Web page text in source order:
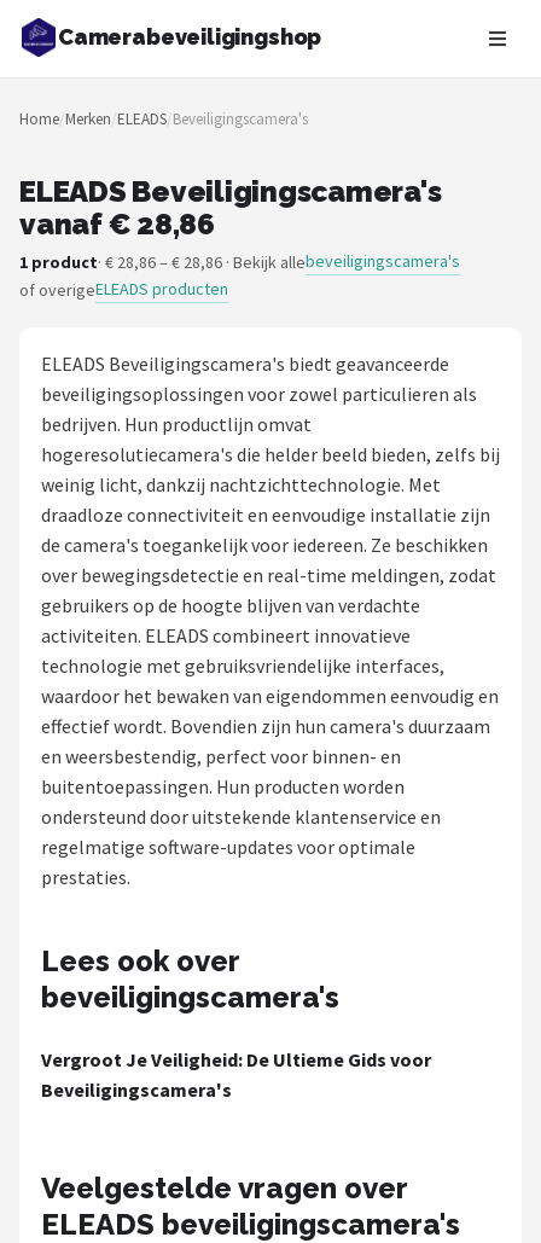
Camerabeveiligingshop
Zoeken
NAVIGATIE
Merken
Blog
Camera Deurbellen
NAS
Shop
POPULAIRE MERKEN
Eufy
Home-Locking
Reolink
EZVIZ
Hikvision
Foscam
Smartwares
Alle merken →
Home/Merken/ELEADS/Beveiligingscamera's
ELEADS Beveiligingscamera's
vanaf € 28,86
1 product· € 28,86 – € 28,86 · Bekijk allebeveiligingscamera's
of overigeELEADS producten
ELEADS Beveiligingscamera's biedt geavanceerde
beveiligingsoplossingen voor zowel particulieren als
bedrijven. Hun productlijn omvat
hogeresolutiecamera's die helder beeld bieden, zelfs bij
weinig licht, dankzij nachtzichttechnologie. Met
draadloze connectiviteit en eenvoudige installatie zijn
de camera's toegankelijk voor iedereen. Ze beschikken
over bewegingsdetectie en real-time meldingen, zodat
gebruikers op de hoogte blijven van verdachte
activiteiten. ELEADS combineert innovatieve
technologie met gebruiksvriendelijke interfaces,
waardoor het bewaken van eigendommen eenvoudig en
effectief wordt. Bovendien zijn hun camera's duurzaam
en weersbestendig, perfect voor binnen- en
buitentoepassingen. Hun producten worden
ondersteund door uitstekende klantenservice en
regelmatige software-updates voor optimale
prestaties.
Lees ook over
beveiligingscamera's
Vergroot Je Veiligheid: De Ultieme Gids voor
Beveiligingscamera's
Veelgestelde vragen over
ELEADS beveiligingscamera's